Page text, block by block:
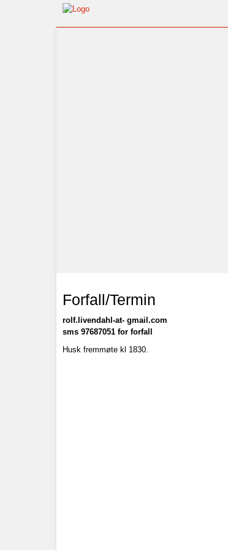
Forfall/Termin
rolf.livendahl-at- gmail.com
sms 97687051 for forfall
Husk fremmøte kl 1830.